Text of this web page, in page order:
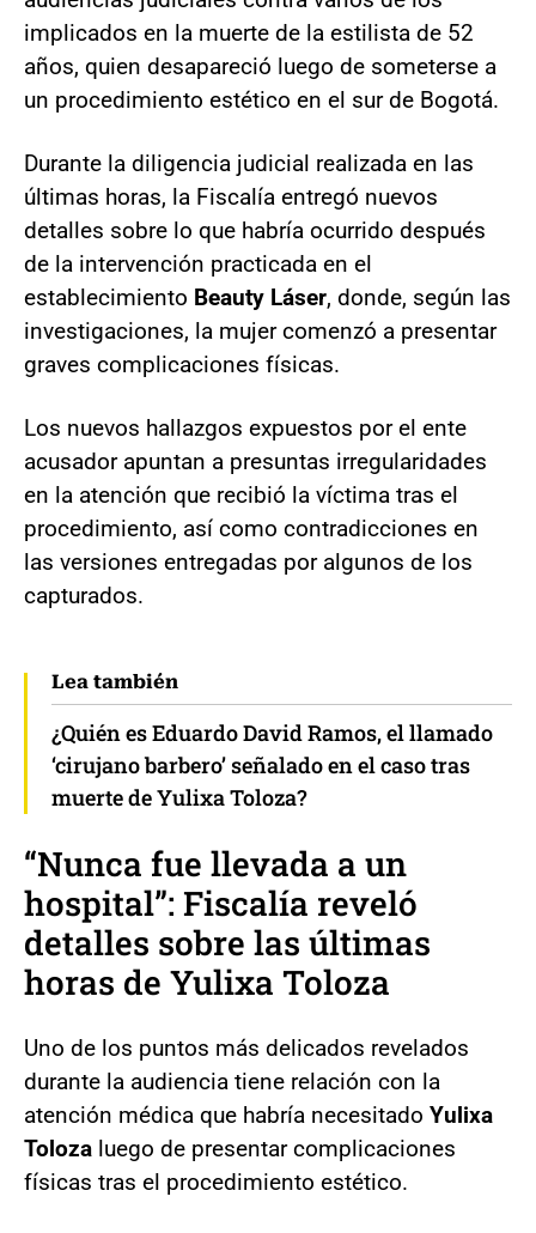
implicados en la muerte de la estilista de 52
años, quien desapareció luego de someterse a
un procedimiento estético en el sur de Bogotá.
Durante la diligencia judicial realizada en las
últimas horas, la Fiscalía entregó nuevos
detalles sobre lo que habría ocurrido después
de la intervención practicada en el
establecimiento Beauty Láser, donde, según las
investigaciones, la mujer comenzó a presentar
graves complicaciones físicas.
Los nuevos hallazgos expuestos por el ente
acusador apuntan a presuntas irregularidades
en la atención que recibió la víctima tras el
procedimiento, así como contradicciones en
las versiones entregadas por algunos de los
capturados.
Lea también
¿Quién es Eduardo David Ramos, el llamado
‘cirujano barbero’ señalado en el caso tras
muerte de Yulixa Toloza?
“Nunca fue llevada a un
hospital”: Fiscalía reveló
detalles sobre las últimas
horas de Yulixa Toloza
Uno de los puntos más delicados revelados
durante la audiencia tiene relación con la
atención médica que habría necesitado Yulixa
Toloza luego de presentar complicaciones
físicas tras el procedimiento estético.